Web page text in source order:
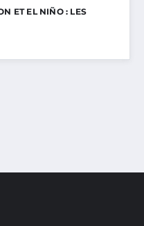
ET EL NIÑO : LES